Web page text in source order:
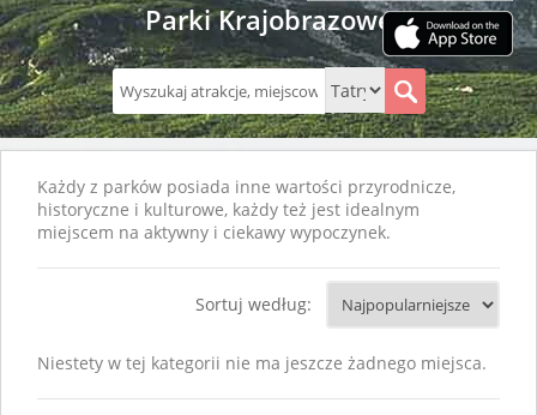
Parki Krajobrazowe
Każdy z parków posiada inne wartości przyrodnicze,
historyczne i kulturowe, każdy też jest idealnym
miejscem na aktywny i ciekawy wypoczynek.
Sortuj według:
Niestety w tej kategorii nie ma jeszcze żadnego miejsca.